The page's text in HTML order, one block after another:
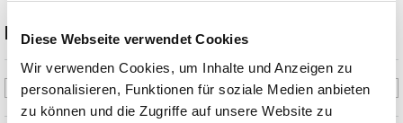
Diese Webseite verwendet Cookies
Wir verwenden Cookies, um Inhalte und Anzeigen zu
personalisieren, Funktionen für soziale Medien anbieten
zu können und die Zugriffe auf unsere Website zu
Beschreibung
Die Kunstakademie Tegernsee ist eine kulturelle Institution für
künstlerische Bildung mit Schwerpunkt auf bildender Kunst.